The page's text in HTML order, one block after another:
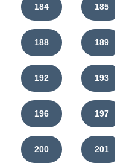
184 185
188 189
192 193
196 197
200 201